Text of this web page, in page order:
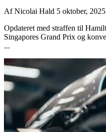
AfNicolai Hald 5 oktober, 2025
Opdateret med straffen til
Singapores Grand Prix og
...